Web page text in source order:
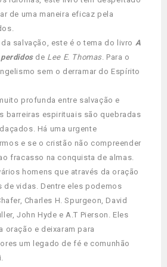
de uma maneira eficaz pela
da salvação, este é o tema do livro A
de Lee E. Thomas. Para o
sem o derramar do Espírito
profunda entre salvação e
barreiras espirituais são quebradas
Há uma urgente
e se o cristão não compreender
fracasso na conquista de almas.
homens que através da oração
de vidas. Dentre eles podemos
Charles H. Spurgeon, David
John Hyde e A.T Pierson. Eles
oração e deixaram para
um legado de fé e comunhão